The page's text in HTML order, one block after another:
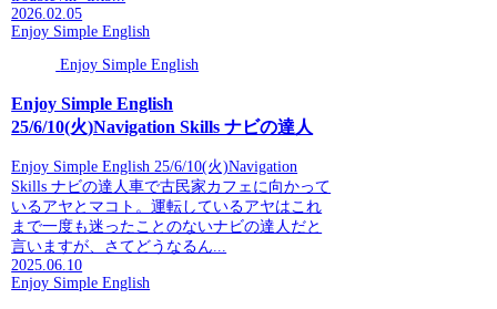
2026.02.05
Enjoy Simple English
Enjoy Simple English
Enjoy Simple English
25/6/10(火)Navigation Skills ナビの達人
Enjoy Simple English 25/6/10(火)Navigation
Skills ナビの達人車で古民家カフェに向かって
いるアヤとマコト。運転しているアヤはこれ
まで一度も迷ったことのないナビの達人だと
言いますが、さてどうなるん...
2025.06.10
Enjoy Simple English